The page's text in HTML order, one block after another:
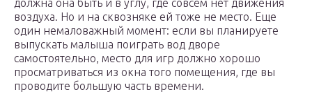
должна она быть и в углу, где совсем нет движения
воздуха. Но и на сквозняке ей тоже не место. Еще
один немаловажный момент: если вы планируете
выпускать малыша поиграть вод дворе
самостоятельно, место для игр должно хорошо
просматриваться из окна того помещения, где вы
проводите большую часть времени.